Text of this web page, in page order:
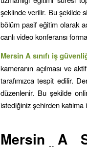
şeklinde verilir. Bu şekilde
bölüm pasif eğitim olarak
canlı video konferansı
MersinA sınıfı iş
kameranın açılması ve
tarafımızca tespit edilir.
düzenlenir. Bu şekilde
istediğiniz şehirden katılma
Mersin A